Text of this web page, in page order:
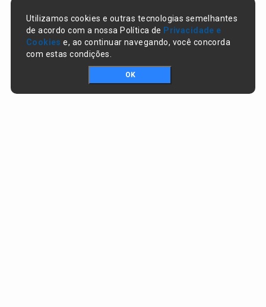
Utilizamos cookies e outras tecnologias semelhantes
de acordo com a nossa Política de Privacidade e
Cookies e, ao continuar navegando, você concorda
com estas condições.
OK